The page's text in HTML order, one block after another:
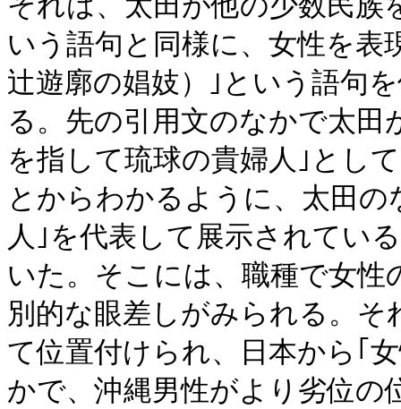
いう語句と同様に、女性を表
辻遊廓の娼妓）｣という語句
る。先の引用文のなかで太田
を指して琉球の貴婦人｣とし
とからわかるように、太田
人｣を代表して展示されてい
いた。そこには、職種で女性
別的な眼差しがみられる。そ
て位置付けられ、日本から｢
かで、沖縄男性がより劣位の